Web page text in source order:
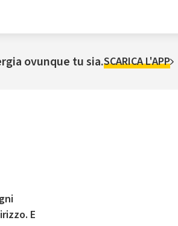
ovunque tu sia.SCARICA L'APP
E